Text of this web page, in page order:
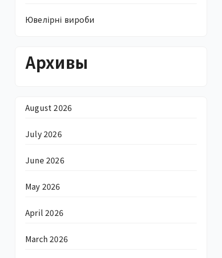
Ювелірні вироби
Архивы
August 2026
July 2026
June 2026
May 2026
April 2026
March 2026